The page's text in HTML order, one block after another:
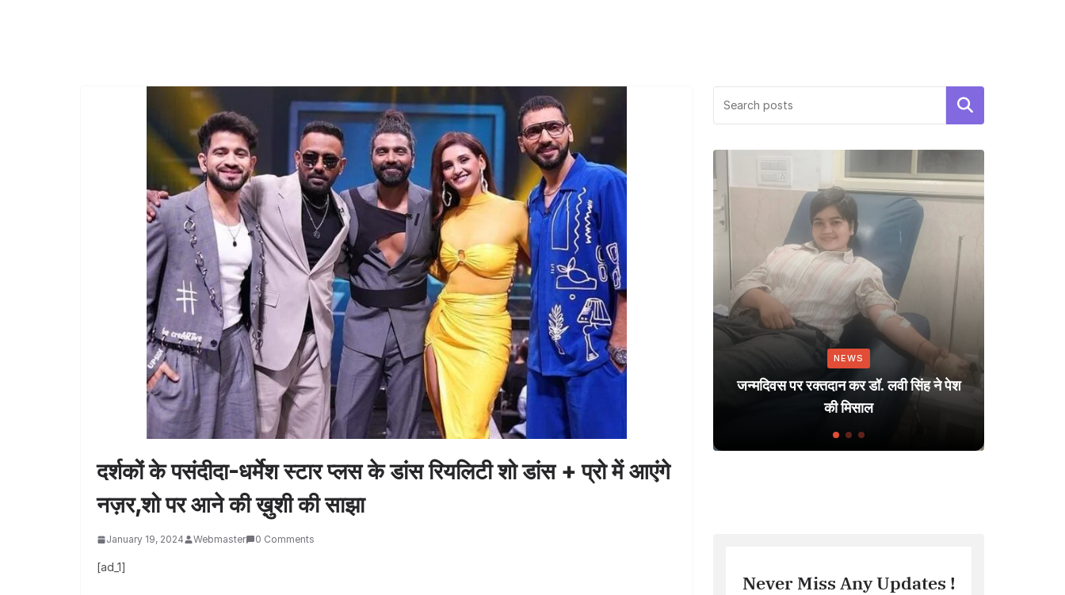
दर्शकों के पसंदीदा-धर्मेश स्टार प्लस के डांस रियलिटी शो डांस + प्रो में आएंगे
नज़र,शो पर आने की ख़ुशी की साझा
January 19, 2024 Webmaster 0 Comments
[ad_1]
Search
जन्मदिवस पर रक्तदान कर डॉ. लवी सिंह ने पेश
Dharmendra: A
Small Village
Never Miss Any Updates !